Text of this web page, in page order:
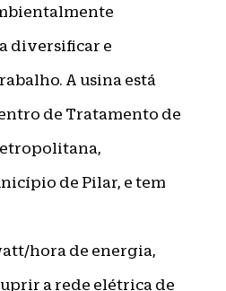
diversificar e
A usina está
de Tratamento de
de Pilar, e tem
hora de energia,
a rede elétrica de